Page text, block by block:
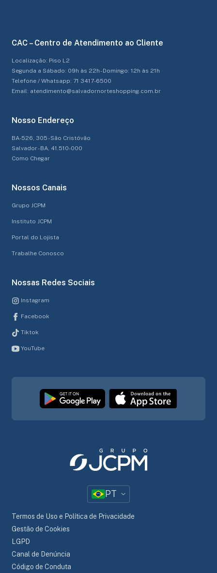
CAC – Centro de Atendimento ao Cliente
Localização: Piso L2
Segunda a Sábado: 09h às 22h - Domingo: 12h às 21h
Telefone / Whatsapp: 71 3417-6500
Email: atendimento@salvadornorteshopping.com.br
Nosso Endereço
BA-526, 305 - São Cristóvão
Salvador - BA, 41.510-000
Como Chegar
Nossos Canais
Grupo JCPM
Instituto JCPM
Portal do Lojista
Trabalhe Conosco
Nossas Redes Sociais
Instagram
Facebook
Tiktok
YouTube
PT
Termos de Uso e Política de Privacidade
Gestão de Cookies
LGPD
Canal de Denúncia
Código de Conduta